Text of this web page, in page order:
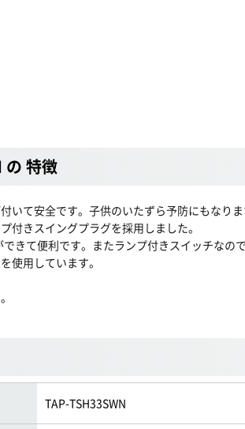
の 特徴
て安全です。子供のいたずら予防にもなりま
きスイングプラグを採用しました。
きて便利です。またランプ付きスイッチなの
使用しています。
TAP-TSH33SWN